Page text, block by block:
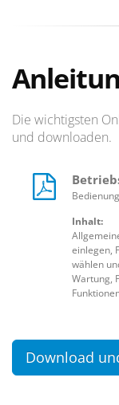
Die wichtigsten
und downloaden.
Inhalt:
einlegen,
wählen
Wartung,
Download